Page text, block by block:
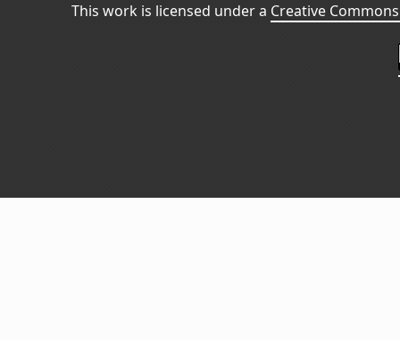
This work is licensed under a Creative